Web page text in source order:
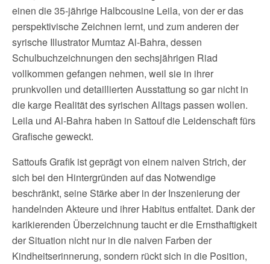
einen die 35-jährige Halbcousine Leila, von der er das
perspektivische Zeichnen lernt, und zum anderen der
syrische Illustrator Mumtaz Al-Bahra, dessen
Schulbuchzeichnungen den sechsjährigen Riad
vollkommen gefangen nehmen, weil sie in ihrer
prunkvollen und detaillierten Ausstattung so gar nicht in
die karge Realität des syrischen Alltags passen wollen.
Leila und Al-Bahra haben in Sattouf die Leidenschaft fürs
Grafische geweckt.
Sattoufs Grafik ist geprägt von einem naiven Strich, der
sich bei den Hintergründen auf das Notwendige
beschränkt, seine Stärke aber in der Inszenierung der
handelnden Akteure und ihrer Habitus entfaltet. Dank der
karikierenden Überzeichnung taucht er die Ernsthaftigkeit
der Situation nicht nur in die naiven Farben der
Kindheitserinnerung, sondern rückt sich in die Position,